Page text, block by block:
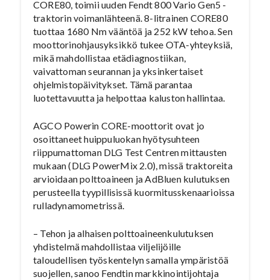
CORE80, toimii uuden Fendt 800 Vario Gen5 -
traktorin voimanlähteenä. 8-litrainen CORE80
tuottaa 1680 Nm vääntöä ja 252 kW tehoa. Sen
moottorinohjausyksikkö tukee OTA-yhteyksiä,
mikä mahdollistaa etädiagnostiikan,
vaivattoman seurannan ja yksinkertaiset
ohjelmistopäivitykset. Tämä parantaa
luotettavuutta ja helpottaa kaluston hallintaa.
AGCO Powerin CORE-moottorit ovat jo
osoittaneet huippuluokan hyötysuhteen
riippumattoman DLG Test Centren mittausten
mukaan (DLG PowerMix 2.0), missä traktoreita
arvioidaan polttoaineen ja AdBluen kulutuksen
perusteella tyypillisissä kuormitusskenaarioissa
rulladynamometrissä.
– Tehon ja alhaisen polttoaineenkulutuksen
yhdistelmä mahdollistaa viljelijöille
taloudellisen työskentelyn samalla ympäristöä
suojellen, sanoo Fendtin markkinointijohtaja